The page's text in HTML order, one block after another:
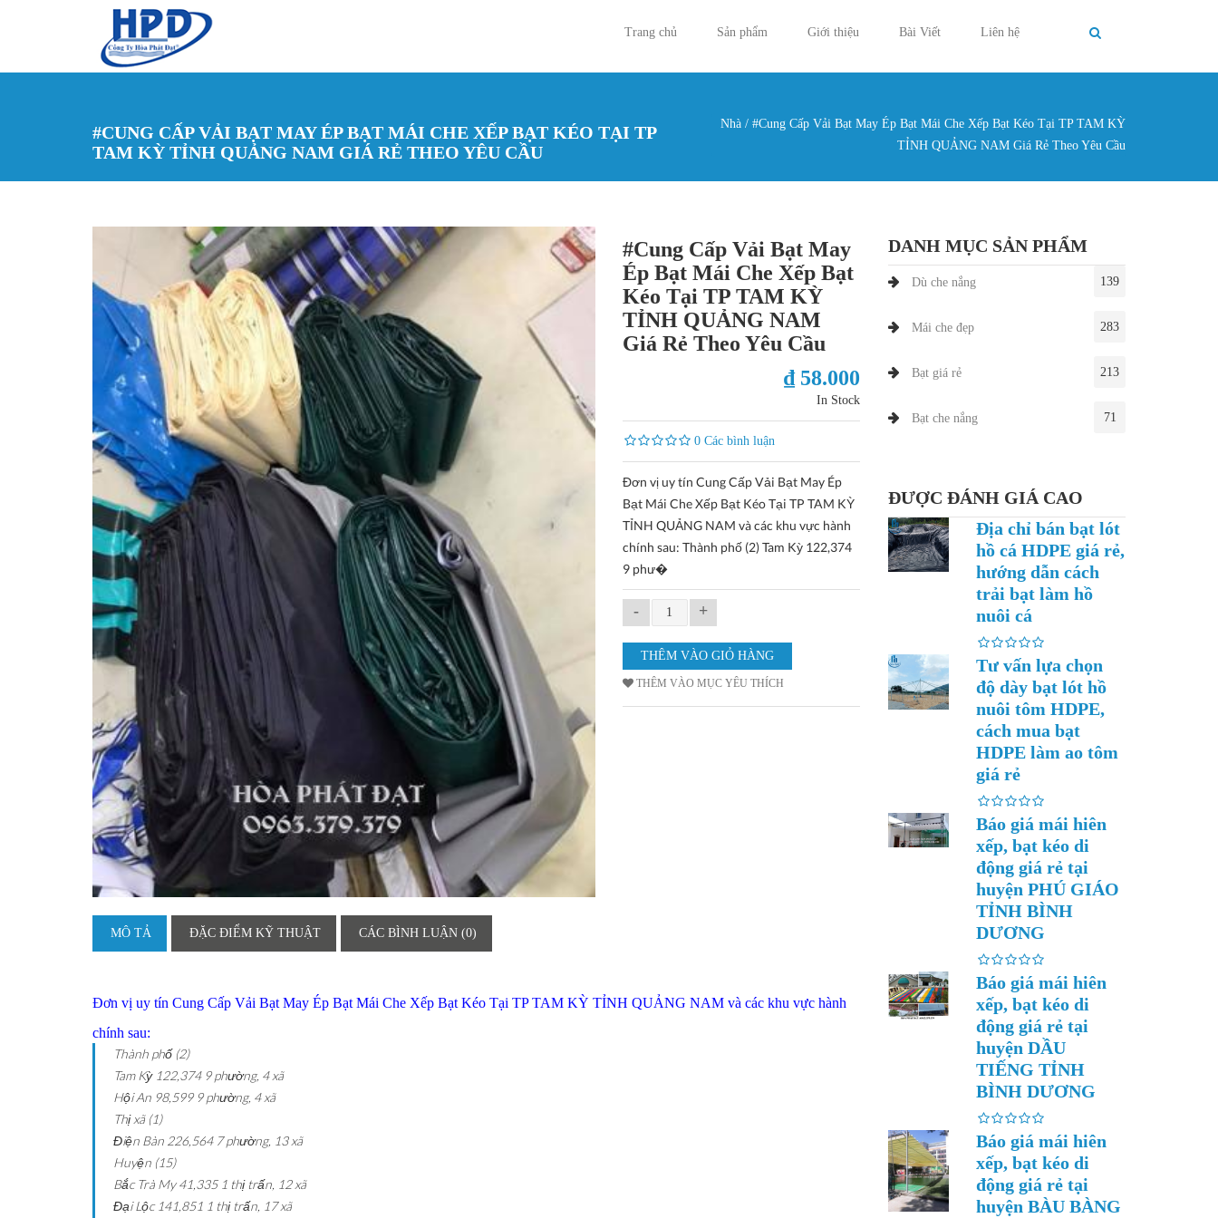
Trang chủ
Sản phẩm Giới thiệu Bài Viết Liên hệ
#CUNG CẤP VẢI BẠT MAY ÉP BẠT MÁI CHE XẾP BẠT KÉO TẠI TP
TAM KỲ TỈNH QUẢNG NAM GIÁ RẺ THEO YÊU CẦU
Nhà / #Cung Cấp Vải Bạt May Ép Bạt Mái Che Xếp Bạt Kéo Tại TP TAM KỲ
TỈNH QUẢNG NAM Giá Rẻ Theo Yêu Cầu
#Cung Cấp Vải Bạt May
Ép Bạt Mái Che Xếp Bạt
Kéo Tại TP TAM KỲ
TỈNH QUẢNG NAM
Giá Rẻ Theo Yêu Cầu
₫ 58.000
In Stock
0 Các bình luận
Đơn vị uy tín Cung Cấp Vải Bạt May Ép
Bạt Mái Che Xếp Bạt Kéo Tại TP TAM KỲ
TỈNH QUẢNG NAM và các khu vực hành
chính sau: Thành phố (2) Tam Kỳ 122,374
9 phư�
- +
THÊM VÀO MỤC YÊU THÍCH
MÔ TẢ ĐẶC ĐIỂM KỸ THUẬT CÁC BÌNH LUẬN (0)
Đơn vị uy tín Cung Cấp Vải Bạt May Ép Bạt Mái Che Xếp Bạt Kéo Tại TP TAM KỲ TỈNH QUẢNG NAM và các khu vực hành
chính sau:
Thành phố (2)
Tam Kỳ 122,374 9 phường, 4 xã
Hội An 98,599 9 phường, 4 xã
Thị xã (1)
Điện Bàn 226,564 7 phường, 13 xã
Huyện (15)
Bắc Trà My 41,335 1 thị trấn, 12 xã
Đại Lộc 141,851 1 thị trấn, 17 xã
DANH MỤC SẢN PHẨM
Dù che nắng 139
Mái che đẹp 283
Bạt giá rẻ 213
Bạt che nắng 71
ĐƯỢC ĐÁNH GIÁ CAO
Địa chỉ bán bạt lót
hồ cá HDPE giá rẻ,
hướng dẫn cách
trải bạt làm hồ
nuôi cá
Tư vấn lựa chọn
độ dày bạt lót hồ
nuôi tôm HDPE,
cách mua bạt
HDPE làm ao tôm
giá rẻ
Báo giá mái hiên
xếp, bạt kéo di
động giá rẻ tại
huyện PHÚ GIÁO
TỈNH BÌNH
DƯƠNG
Báo giá mái hiên
xếp, bạt kéo di
động giá rẻ tại
huyện DẦU
TIẾNG TỈNH
BÌNH DƯƠNG
Báo giá mái hiên
xếp, bạt kéo di
động giá rẻ tại
huyện BÀU BÀNG